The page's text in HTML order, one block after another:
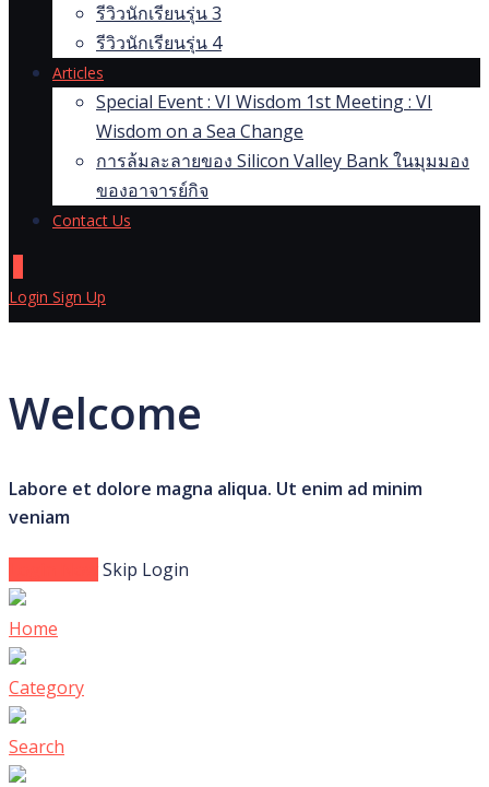
รีวิวนักเรียนรุ่น 3
รีวิวนักเรียนรุ่น 4
Articles
Special Event : VI Wisdom 1st Meeting : VI
Wisdom on a Sea Change
การล้มละลายของ Silicon Valley Bank ในมุมมอง
ของอาจารย์กิจ
Contact Us
Login Sign Up
Welcome
Labore et dolore magna aliqua. Ut enim ad minim
veniam
Skip Login
Home
Category
Search